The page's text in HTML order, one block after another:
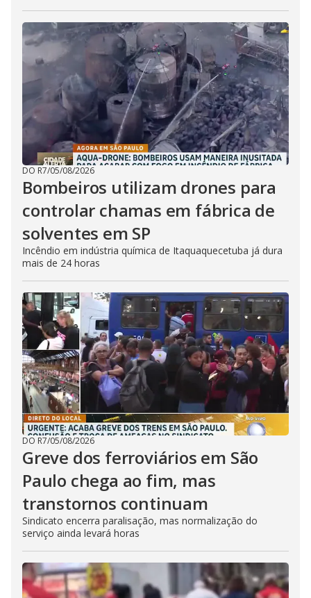
DO R7/05/08/2026
Bombeiros utilizam drones para
controlar chamas em fábrica de
solventes em SP
Incêndio em indústria química de Itaquaquecetuba já dura
mais de 24 horas
DO R7/05/08/2026
Greve dos ferroviários em São
Paulo chega ao fim, mas
transtornos continuam
Sindicato encerra paralisação, mas normalização do
serviço ainda levará horas